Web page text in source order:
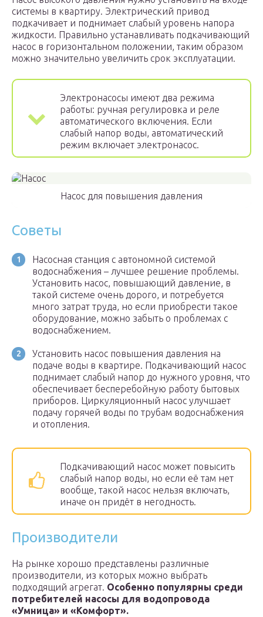
системы в квартиру. Электрический привод
подкачивает и поднимает слабый уровень напора
жидкости. Правильно устанавливать подкачивающий
насос в горизонтальном положении, таким образом
можно значительно увеличить срок эксплуатации.
Электронасосы имеют два режима
работы: ручная регулировка и реле
автоматического включения. Если
слабый напор воды, автоматический
режим включает электронасос.
Насос для повышения давления
Советы
Насосная станция с автономной системой
водоснабжения – лучшее решение проблемы.
Установить насос, повышающий давление, в
такой системе очень дорого, и потребуется
много затрат труда, но если приобрести такое
оборудование, можно забыть о проблемах с
водоснабжением.
Установить насос повышения давления на
подаче воды в квартире. Подкачивающий насос
поднимает слабый напор до нужного уровня, что
обеспечивает бесперебойную работу бытовых
приборов. Циркуляционный насос улучшает
подачу горячей воды по трубам водоснабжения
и отопления.
Подкачивающий насос может повысить
слабый напор воды, но если её там нет
вообще, такой насос нельзя включать,
иначе он придёт в негодность.
Производители
На рынке хорошо представлены различные
производители, из которых можно выбрать
подходящий агрегат. Особенно популярны среди
потребителей насосы для водопровода
«Умница» и «Комфорт».